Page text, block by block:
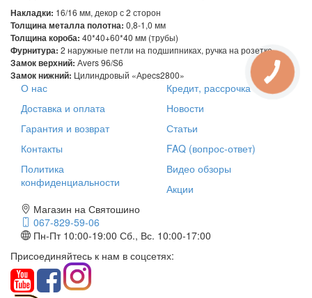
Накладки: 16/16 мм, декор с 2 сторон
Толщина металла полотна: 0,8-1,0 мм
Толщина короба: 40*40+60*40 мм (трубы)
Фурнитура: 2 наружные петли на подшипниках, ручка на розетке
Замок верхний: Аvers 96/S6
Замок нижний: Цилиндровый «Аpecs2800»
О нас
Доставка и оплата
Гарантия и возврат
Контакты
Политика
конфиденциальности
Кредит, рассрочка
Новости
Статьи
FAQ (вопрос-ответ)
Видео обзоры
Акции
Магазин на Святошино
067-829-59-06
Пн-Пт 10:00-19:00 Сб., Вс. 10:00-17:00
Присоединяйтесь к нам в соцсетях: